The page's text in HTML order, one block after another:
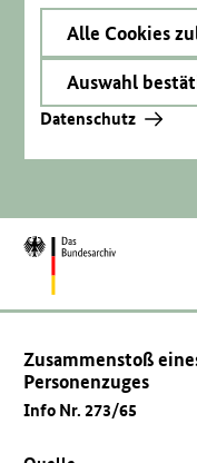
Alle Cookies
Auswahl
Datenschutz
Zur
Zusammenstoß
Personenzuges
Info Nr. 273/65